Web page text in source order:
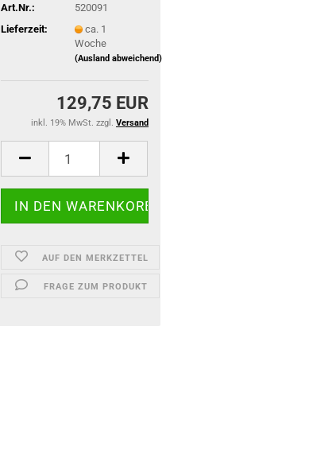
Art.Nr.:
520091
Lieferzeit:
ca. 1
Woche
(Ausland abweichend)
129,75 EUR
inkl. 19% MwSt. zzgl. Versand
AUF DEN MERKZETTEL
FRAGE ZUM PRODUKT